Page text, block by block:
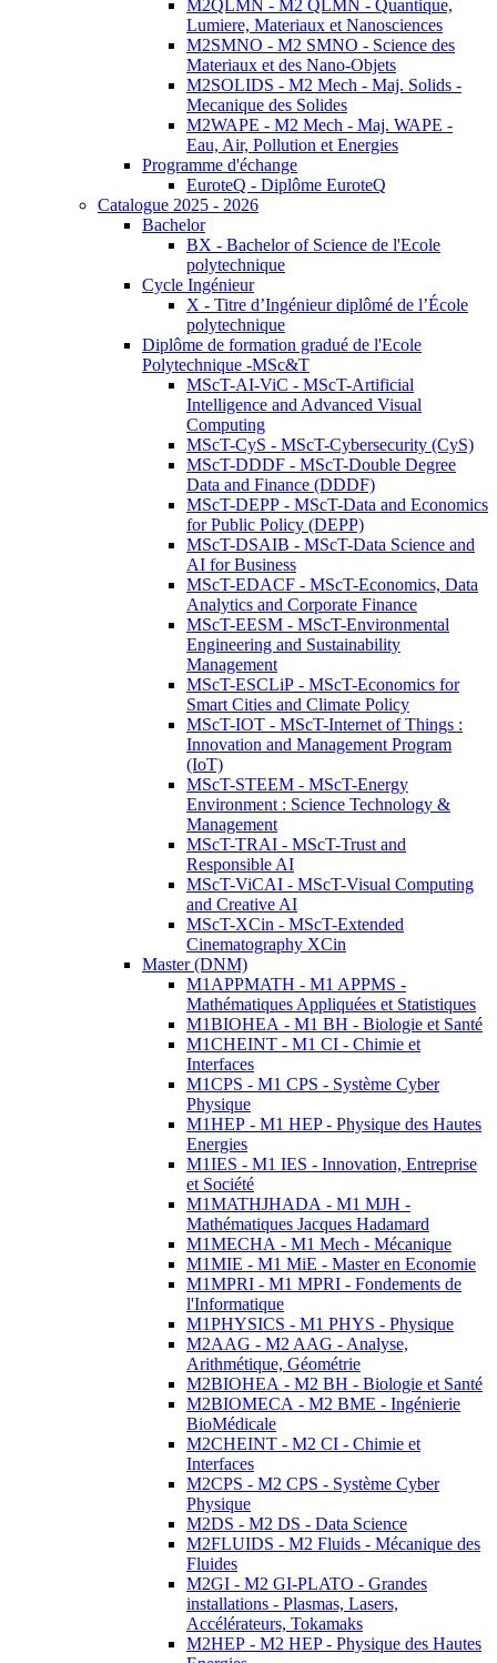
M2QLMN - M2 QLMN - Quantique,
Lumiere, Materiaux et Nanosciences
M2SMNO - M2 SMNO - Science des
Materiaux et des Nano-Objets
M2SOLIDS - M2 Mech - Maj. Solids -
Mecanique des Solides
M2WAPE - M2 Mech - Maj. WAPE -
Eau, Air, Pollution et Energies
Programme d'échange
EuroteQ - Diplôme EuroteQ
Catalogue 2025 - 2026
Bachelor
BX - Bachelor of Science de l'Ecole
polytechnique
Cycle Ingénieur
X - Titre d’Ingénieur diplômé de l’École
polytechnique
Diplôme de formation gradué de l'Ecole
Polytechnique -MSc&T
MScT-AI-ViC - MScT-Artificial
Intelligence and Advanced Visual
Computing
MScT-CyS - MScT-Cybersecurity (CyS)
MScT-DDDF - MScT-Double Degree
Data and Finance (DDDF)
MScT-DEPP - MScT-Data and Economics
for Public Policy (DEPP)
MScT-DSAIB - MScT-Data Science and
AI for Business
MScT-EDACF - MScT-Economics, Data
Analytics and Corporate Finance
MScT-EESM - MScT-Environmental
Engineering and Sustainability
Management
MScT-ESCLiP - MScT-Economics for
Smart Cities and Climate Policy
MScT-IOT - MScT-Internet of Things :
Innovation and Management Program
(IoT)
MScT-STEEM - MScT-Energy
Environment : Science Technology &
Management
MScT-TRAI - MScT-Trust and
Responsible AI
MScT-ViCAI - MScT-Visual Computing
and Creative AI
MScT-XCin - MScT-Extended
Cinematography XCin
Master (DNM)
M1APPMATH - M1 APPMS -
Mathématiques Appliquées et Statistiques
M1BIOHEA - M1 BH - Biologie et Santé
M1CHEINT - M1 CI - Chimie et
Interfaces
M1CPS - M1 CPS - Système Cyber
Physique
M1HEP - M1 HEP - Physique des Hautes
Energies
M1IES - M1 IES - Innovation, Entreprise
et Société
M1MATHJHADA - M1 MJH -
Mathématiques Jacques Hadamard
M1MECHA - M1 Mech - Mécanique
M1MIE - M1 MiE - Master en Economie
M1MPRI - M1 MPRI - Fondements de
l'Informatique
M1PHYSICS - M1 PHYS - Physique
M2AAG - M2 AAG - Analyse,
Arithmétique, Géométrie
M2BIOHEA - M2 BH - Biologie et Santé
M2BIOMECA - M2 BME - Ingénierie
BioMédicale
M2CHEINT - M2 CI - Chimie et
Interfaces
M2CPS - M2 CPS - Système Cyber
Physique
M2DS - M2 DS - Data Science
M2FLUIDS - M2 Fluids - Mécanique des
Fluides
M2GI - M2 GI-PLATO - Grandes
installations - Plasmas, Lasers,
Accélérateurs, Tokamaks
M2HEP - M2 HEP - Physique des Hautes